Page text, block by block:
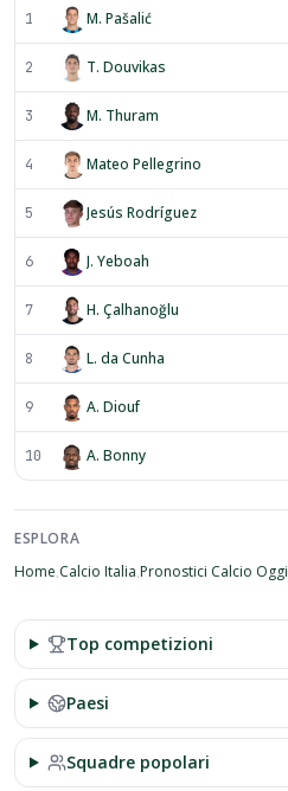
1 M. Pašalić
2 T. Douvikas
3 M. Thuram
4 Mateo Pellegrino
5 Jesús Rodríguez
6 J. Yeboah
7 H. Çalhanoğlu
8 L. da Cunha
9 A. Diouf
10 A. Bonny
ESPLORA
Home·Calcio Italia·Pronostici Calcio Oggi
Top competizioni
Paesi
Squadre popolari